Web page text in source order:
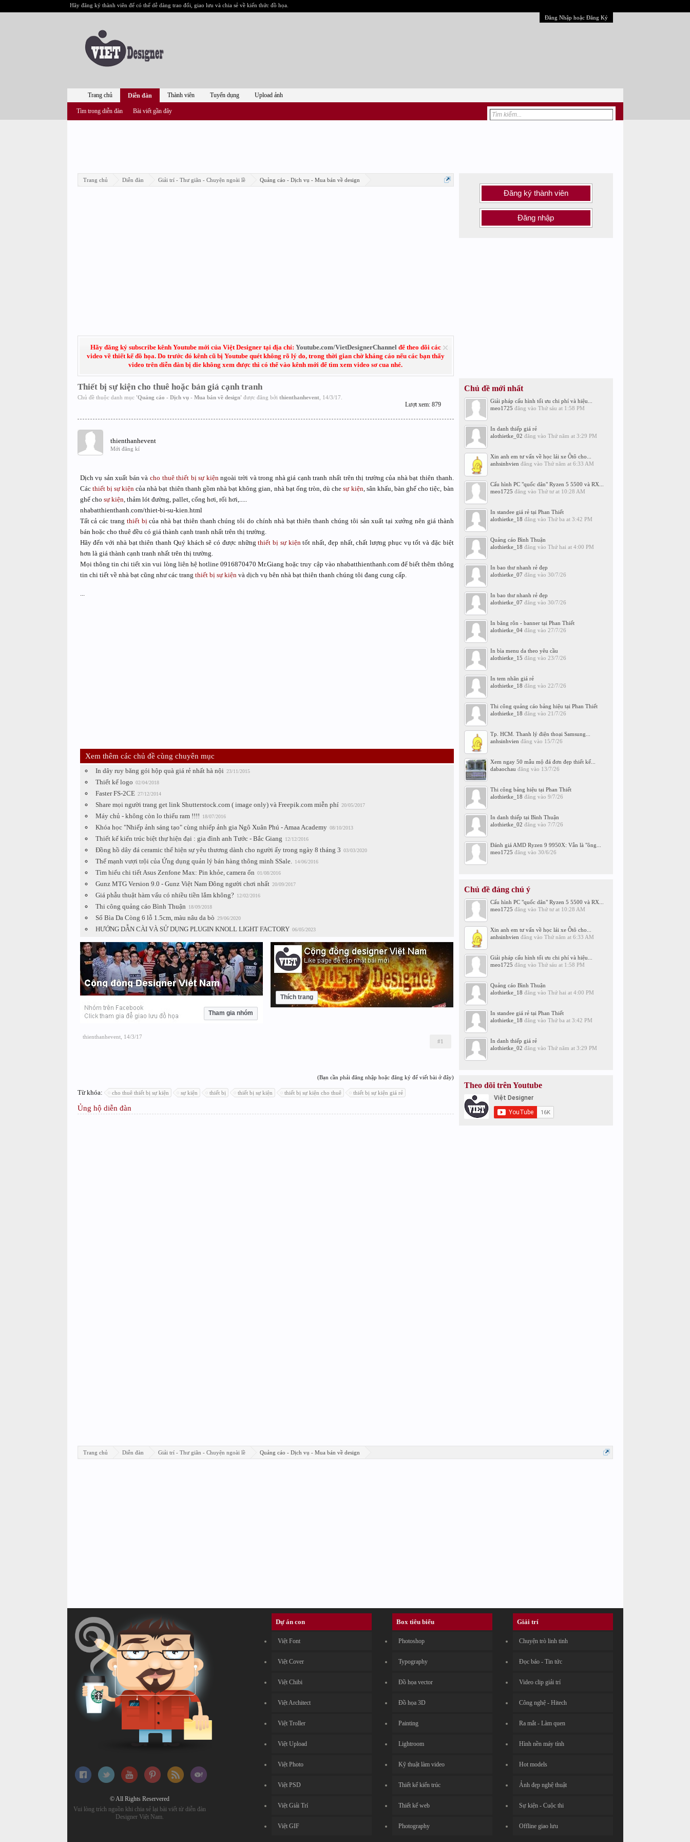
Hãy đăng ký thành viên để có thể dễ dàng trao đổi, giao lưu và chia sẻ về kiến thức đồ họa.
Đăng Nhập hoặc Đăng Ký
Trang chủ Diễn đàn Giải trí - Thư giãn - Chuyện ngoài lề Quảng cáo - Dịch vụ - Mua bán về design
Hãy đăng ký subscribe kênh Youtube mới của Việt Designer tại địa chỉ: Youtube.com/VietDesignerChannelđể theo dõi các
video về thiết kế đồ họa. Do trước đó kênh cũ bị Youtube quét không rõ lý do, trong thời gian chờ kháng cáo nếu các bạn thấy
video trên diễn đàn bị die không xem được thì có thể vào kênh mới để tìm xem video sơ cua nhé.
Thiết bị sự kiện cho thuê hoặc bán giá cạnh tranh
Chủ đề thuộc danh mục 'Quảng cáo - Dịch vụ - Mua bán về design' được đăng bởi thienthanhevent, 14/3/17
Lượt xem: 879
thienthanhevent
Mới đăng kí
Dịch vụ sản xuất bán và cho thuê thiết bị sự kiệnngoài trời và trong nhà giá cạnh tranh nhất trên thị trường của nhà bạt thiên thanh.
Các thiết bị sự kiện của nhà bạt thiên thanh gồm nhà bạt không gian, nhà bạt ống tròn, dù chesự kiện, sân khấu, bàn ghế cho tiệc, bàn
ghế cho sự kiện, thảm lót đường, pallet, cổng hơi, rối hơi,.....
nhabatthienthanh.com/thiet-bi-su-kien.html
Tất cả các trang thiết bịcủa nhà bạt thiên thanh chúng tôi do chính nhà bạt thiên thanh chúng tôi sản xuất tại xưởng nên giá thành
bán hoặc cho thuê đều có giá thành cạnh tranh nhất trên thị trường.
Hãy đến với nhà bạt thiên thanh Quý khách sẽ có được nhữngthiết bị sự kiệntốt nhất, đẹp nhất, chất lượng phục vụ tốt và đặc biệt
hơn là giá thành cạnh tranh nhất trên thị trường.
Mọi thông tin chi tiết xin vui lòng liên hệ hotline 0916870470 Mr.Giang hoặc truy cập vào nhabatthienthanh.com để biết thêm thông
tin chi tiết về nhà bạt cũng như các trang thiết bị sự kiệnvà dịch vụ bên nhà bạt thiên thanh chúng tôi đang cung cấp.
...
Xem thêm các chủ đề cùng chuyên mục
In dây ruy băng gói hộp quà giá rẻ nhất hà nội 23/11/2015
Thiết kế logo 02/04/2018
Faster FS-2CE 27/12/2014
Share mọi người trang get link Shutterstock.com ( image only) và Freepik.com miễn phí 20/05/2017
Máy chủ - không còn lo thiếu ram !!!! 18/07/2016
Khóa học "Nhiếp ảnh sáng tạo" cùng nhiếp ảnh gia Ngô Xuân Phú - Amaa Academy 08/10/2013
Thiết kế kiến trúc biệt thự hiện đại : gia đình anh Tước - Bắc Giang 12/12/2016
Đồng hồ dây đá ceramic thể hiện sự yêu thương dành cho người ấy trong ngày 8 tháng 3 03/03/2020
Thế mạnh vượi trội của Ứng dụng quản lý bán hàng thông minh SSale. 14/06/2016
Tìm hiểu chi tiết Asus Zenfone Max: Pin khỏe, camera ổn 01/08/2016
Gunz MTG Version 9.0 - Gunz Việt Nam Đông người chơi nhất 20/09/2017
Giá phẫu thuật hàm vẩu có nhiều tiền lắm không? 12/02/2016
Thi công quảng cáo Bình Thuận 18/09/2018
Sổ Bìa Da Còng 6 lỗ 1.5cm, màu nâu da bò 29/06/2020
HƯỚNG DẪN CÀI VÀ SỬ DỤNG PLUGIN KNOLL LIGHT FACTORY 06/05/2023
Tham gia nhóm
Thích trang
thienthanhevent, 14/3/17
#1
(Bạn cần phải đăng nhập hoặc đăng ký để viết bài ở đây)
Từ khóa: cho thuê thiết bị sự kiện sự kiện thiết bị thiết bị sự kiện thiết bị sự kiện cho thuê thiết bị sự kiện giá rẻ
Ủng hộ diễn đàn
Đăng ký thành viên
Đăng nhập
Chủ đề mới nhất
Giải pháp cấu hình tối ưu chi phí và hiệu...
meo1725 đăng vào Thứ sáu at 1:58 PM
In danh thiếp giá rẻ
alothietke_02 đăng vào Thứ năm at 3:29 PM
Xin anh em tư vấn về học lái xe Ôtô cho...
anhsinhvien đăng vào Thứ năm at 6:33 AM
Cấu hình PC "quốc dân" Ryzen 5 5500 và RX...
meo1725 đăng vào Thứ tư at 10:28 AM
In standee giá rẻ tại Phan Thiết
alothietke_18 đăng vào Thứ ba at 3:42 PM
Quảng cáo Bình Thuận
alothietke_18 đăng vào Thứ hai at 4:00 PM
In bao thư nhanh rẻ đẹp
alothietke_07 đăng vào 30/7/26
In bao thư nhanh rẻ đẹp
alothietke_07 đăng vào 30/7/26
In băng rôn - banner tại Phan Thiết
alothietke_04đăng vào 27/7/26
In bìa menu da theo yêu cầu
alothietke_15 đăng vào 23/7/26
In tem nhãn giá rẻ
alothietke_18 đăng vào 22/7/26
Thi công quảng cáo bảng hiệu tại Phan Thiết
alothietke_18 đăng vào 21/7/26
Tp. HCM. Thanh lý điện thoại Samsung...
anhsinhvien đăng vào 15/7/26
Xem ngay 50 mẫu mộ đá đơn đẹp thiết kế...
dabaochau đăng vào 13/7/26
Thi công bảng hiệu tại Phan Thiết
alothietke_18 đăng vào 9/7/26
In danh thiếp tại Bình Thuận
alothietke_02 đăng vào 7/7/26
Đánh giá AMD Ryzen 9 9950X: Vẫn là "ông...
meo1725 đăng vào 30/6/26
Chủ đề đáng chú ý
Cấu hình PC "quốc dân" Ryzen 5 5500 và RX...
meo1725 đăng vào Thứ tư at 10:28 AM
Xin anh em tư vấn về học lái xe Ôtô cho...
anhsinhvien đăng vào Thứ năm at 6:33 AM
Giải pháp cấu hình tối ưu chi phí và hiệu...
meo1725 đăng vào Thứ sáu at 1:58 PM
Quảng cáo Bình Thuận
alothietke_18 đăng vào Thứ hai at 4:00 PM
In standee giá rẻ tại Phan Thiết
alothietke_18 đăng vào Thứ ba at 3:42 PM
In danh thiếp giá rẻ
alothietke_02 đăng vào Thứ năm at 3:29 PM
Theo dõi trên Youtube
Trang chủ Diễn đàn Giải trí - Thư giãn - Chuyện ngoài lề Quảng cáo - Dịch vụ - Mua bán về design
Trang chủ Diễn đàn
Tìm trong diễn đàn Bài viết gần đây
Thành viên Tuyển dụng Upload ảnh
© All Rights Reservered
Vui lòng trích nguồn khi chia sẻ lại bài viết từ diễn đàn
Designer Việt Nam.
Dự án con
Việt Font
Việt Cover
Việt Chibi
Việt Architect
Việt Troller
Việt Upload
Việt Photo
Việt PSD
Việt Giải Trí
Việt GIF
Box tiêu biểu
Photoshop
Typography
Đồ họa vector
Đồ họa 3D
Painting
Lightroom
Kỹ thuật làm video
Thiết kế kiến trúc
Thiết kế web
Photography
Giải trí
Chuyện trò linh tinh
Đọc báo - Tin tức
Video clip giải trí
Công nghệ - Hitech
Ra mắt - Làm quen
Hình nền máy tính
Hot models
Ảnh đẹp nghệ thuật
Sự kiện - Cuộc thi
Offline giao lưu